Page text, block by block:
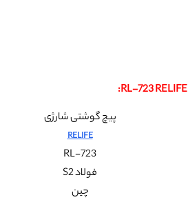
:
پیچ گوشتی شارژی
RELIFE
RL-723
فولاد S2
چین